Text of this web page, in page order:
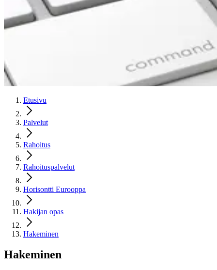
Etusivu
Palvelut
Rahoitus
Rahoituspalvelut
Horisontti Eurooppa
Hakijan opas
Hakeminen
Hakeminen